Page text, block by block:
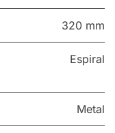
320 mm
Espiral
Metal